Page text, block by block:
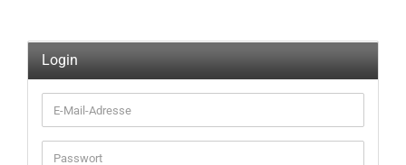
Login
E-
Mail-
Adresse
Passwort